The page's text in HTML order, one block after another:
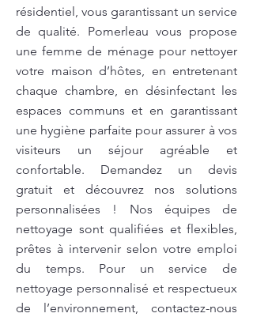
résidentiel, vous garantissant un service
de qualité. Pomerleau vous propose
une femme de ménage pour nettoyer
votre maison d’hôtes, en entretenant
chaque chambre, en désinfectant les
espaces communs et en garantissant
une hygiène parfaite pour assurer à vos
visiteurs un séjour agréable et
confortable. Demandez un devis
gratuit et découvrez nos solutions
personnalisées ! Nos équipes de
nettoyage sont qualifiées et flexibles,
prêtes à intervenir selon votre emploi
du temps. Pour un service de
nettoyage personnalisé et respectueux
de l’environnement, contactez-nous